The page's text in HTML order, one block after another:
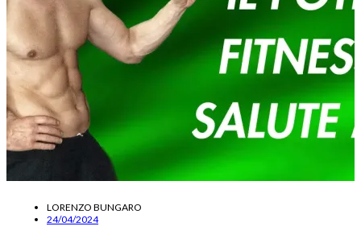
LORENZO BUNGARO
24/04/2024